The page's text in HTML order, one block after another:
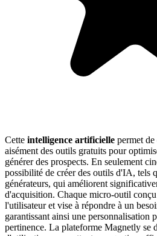
Cette intelligence artificielle permet
aisément des outils gratuits pour
générer des prospects. En seulement
possibilité de créer des outils d'IA, tels
générateurs, qui améliorent
d'acquisition. Chaque micro-outil conçu
l'utilisateur et vise à répondre à un
garantissant ainsi une personnalisation
pertinence. La plateforme Magnetly se